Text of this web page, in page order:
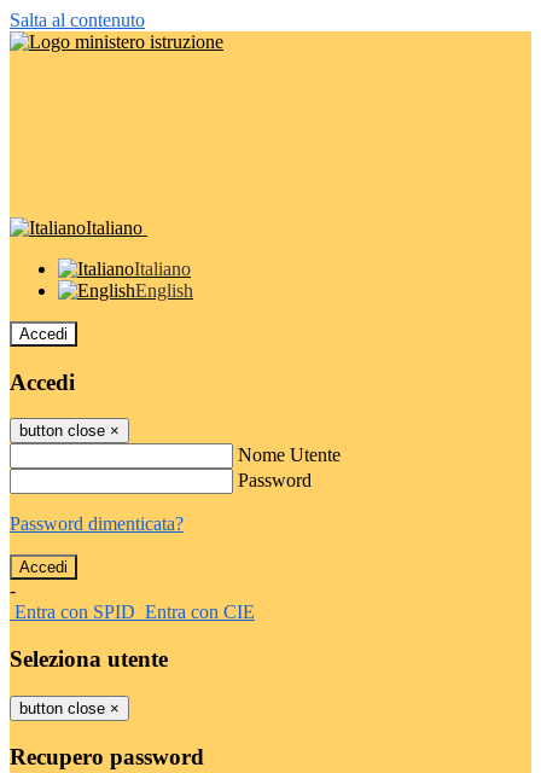
Salta al contenuto
Italiano
Italiano
English
Accedi
Accedi
button close ×
Nome Utente
Password
Password dimenticata?
-
Entra con SPID Entra con CIE
Seleziona utente
button close ×
Recupero password